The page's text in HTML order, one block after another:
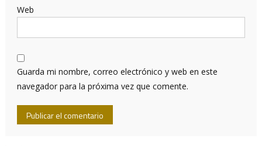
Web
Guarda mi nombre, correo electrónico y web en este
navegador para la próxima vez que comente.